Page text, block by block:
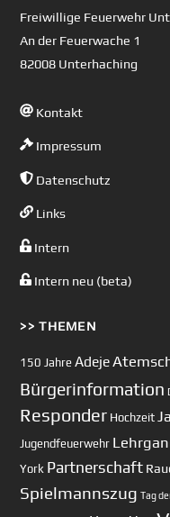
Freiwillige Feuerwehr
An der Feuerwache 1
82008 Unterhaching
Kontakt
Impressum
Datenschutz
Links
Intern
Intern neu (beta)
>> THEMEN
150 Jahre Adeje
Bürgerinformation
Responder Hochzeit
Jugendfeuerwehr
York Partnerschaft
Spielmannszug Tag